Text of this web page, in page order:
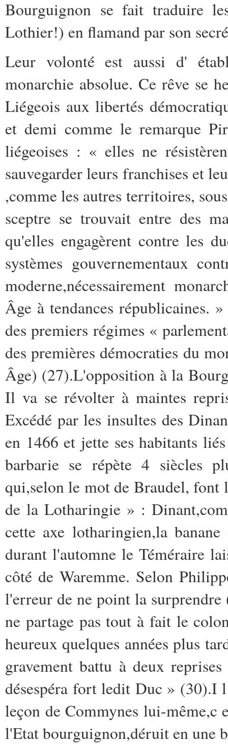
Bourguignon se fait traduire
Lothier!) en flamand par son
Leur volonté est aussi d'
monarchie absolue. Ce rêve se
Liégeois aux libertés
et demi comme le remarque
liégeoises : « elles ne
sauvegarder leurs franchises et
,comme les autres territoires,
sceptre se trouvait entre des
qu'elles engagèrent contre les
systèmes gouvernementaux
moderne,nécessairement
Âge à tendances républicaines.
des premiers régimes «
des premières démocraties du
Âge) (27).L'opposition à la
Il va se révolter à maintes
Excédé par les insultes des
en 1466 et jette ses habitants
barbarie se répète 4 siècles
qui,selon le mot de Braudel, font
de la Lotharingie » :
cette axe lotharingien,la banane
durant l'automne le Téméraire
côté de Waremme. Selon
l'erreur de ne point la
ne partage pas tout à fait le
heureux quelques années plus
gravement battu à deux
désespéra fort ledit Duc » (30).I
leçon de Commynes lui-
l'Etat bourguignon,déruit en une